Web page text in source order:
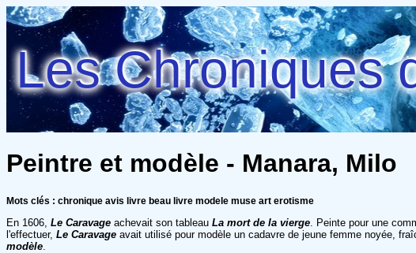
Les Chroniques
Peintre et modèle - Manara, Milo
Mots clés : chronique avis livre beau livre modele muse art erotisme
En 1606, Le Caravage achevait son tableau La mort de la vierge . Peinte pour une
l'effectuer, Le Caravage avait utilisé pour modèle un cadavre de jeune femme noyée,
modèle